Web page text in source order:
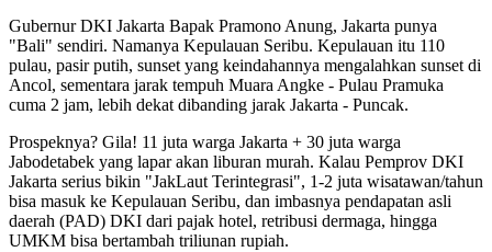
Gubernur DKI Jakarta Bapak Pramono Anung, Jakarta punya
"Bali" sendiri. Namanya Kepulauan Seribu. Kepulauan itu 110
pulau, pasir putih, sunset yang keindahannya mengalahkan sunset di
Ancol, sementara jarak tempuh Muara Angke - Pulau Pramuka
cuma 2 jam, lebih dekat dibanding jarak Jakarta - Puncak.
Prospeknya? Gila! 11 juta warga Jakarta + 30 juta warga
Jabodetabek yang lapar akan liburan murah. Kalau Pemprov DKI
Jakarta serius bikin "JakLaut Terintegrasi", 1-2 juta wisatawan/tahun
bisa masuk ke Kepulauan Seribu, dan imbasnya pendapatan asli
daerah (PAD) DKI dari pajak hotel, retribusi dermaga, hingga
UMKM bisa bertambah triliunan rupiah.